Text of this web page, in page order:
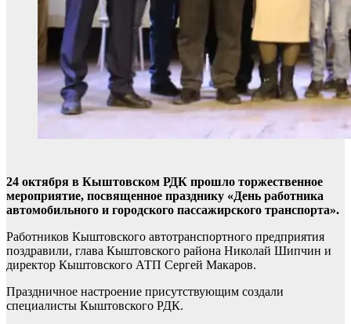
24 октября в Кыштовском РДК прошло торжественное
мероприятие, посвященное празднику «День работника
автомобильного и городского пассажирского транспорта».
Работников Кыштовского автотранспортного предприятия
поздравили, глава Кыштовского района Николай Шипчин и
директор Кыштовского АТП Сергей Макаров.
Праздничное настроение присутствующим создали
специалисты Кыштовского РДК.